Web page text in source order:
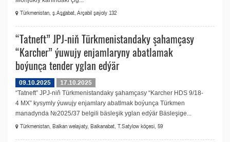
Türkmenistan, ş.Aşgabat, Arçabil şaýoly 132
“Tatneft” JPJ-niň Türkmenistandaky şahamçasy
“Karcher” ýuwujy enjamlaryny abatlamak
boýunça tender yglan edýär
09.10.2025
17.10.2025
“Tatneft” JPJ-niň Türkmenistandaky şahamçasy “Karcher HDS 9/18-
4 MX” kysymly ýuwujy enjamlary abatlmak boýunça Türkmen
manadynda №2025/37 belgili bäsleşik yglan edýär Bäsleşige...
Türkmenistan, Balkan welaýaty, Balkanabat, T.Satylow köçesi, 59